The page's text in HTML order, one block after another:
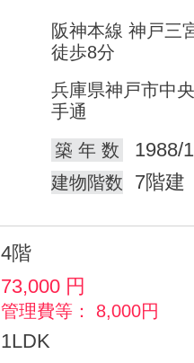
阪神本線 神戸三
徒歩8分
兵庫県神戸市中
手通
築 年 数
1988/
建物階数 7階建
4階
73,000 円
管理費等： 8,000円
1LDK